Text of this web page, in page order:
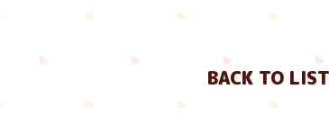
BACK TO LIST